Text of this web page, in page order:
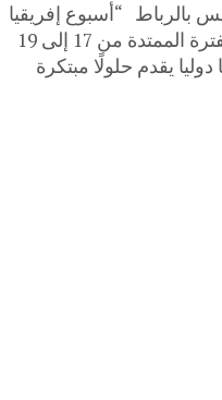
“أسبوع إفريقيا
للحلول‎” (SAS-2024)‎، في الفترة الممتدة من 17 إلى 19
حدثا دوليا يقدم حلولًا مبتكرة